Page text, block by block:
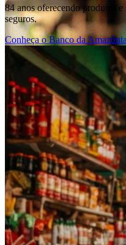
84 anos oferecendo produtos
seguros.
Conheça o Banco da Amazônia